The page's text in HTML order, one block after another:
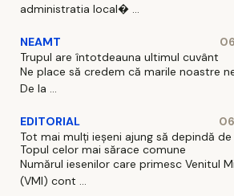
administratia local� ...
NEAMT
Trupul are întotdeauna ultimul cuvânt
Ne place să credem că marile noastre
De la ...
EDITORIAL
Tot mai mulți ieșeni ajung să depindă
Topul celor mai sărace comune
Numărul iesenilor care primesc Venitul
(VMI) cont ...